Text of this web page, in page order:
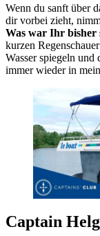
Wenn du sanft über
dir vorbei zieht,
Was war Ihr bisher
kurzen
Wasser spiegeln und
immer wieder in
Captain